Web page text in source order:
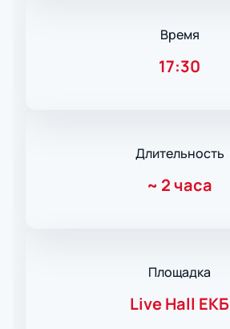
Время
17:30
Длительность
~ 2 часа
Площадка
Live Hall ЕКБ